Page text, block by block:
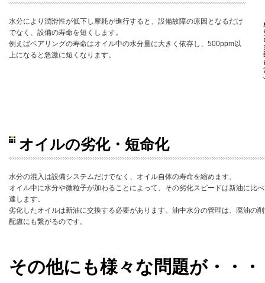
水分により潤滑性が低下し摩耗が進行すると、設備故障の原因となるだけ
でなく、設備の寿命を短くします。
例えばベアリングの寿命はオイル中の水分量に大きく依存し、500ppm以
上になると急激に短くなります。
オイルの劣化・短命化
水分の混入は設備システムだけでなく、オイル自体の寿命を縮めます。
オイル中に水分や微粒子が加わることによって、その劣化スピードは新油に比
達します。
劣化したオイルは新油に交換する必要があります。油中水分の管理は、廃油の
配慮にも繋がるのです。
その他にも様々な問題が・・・